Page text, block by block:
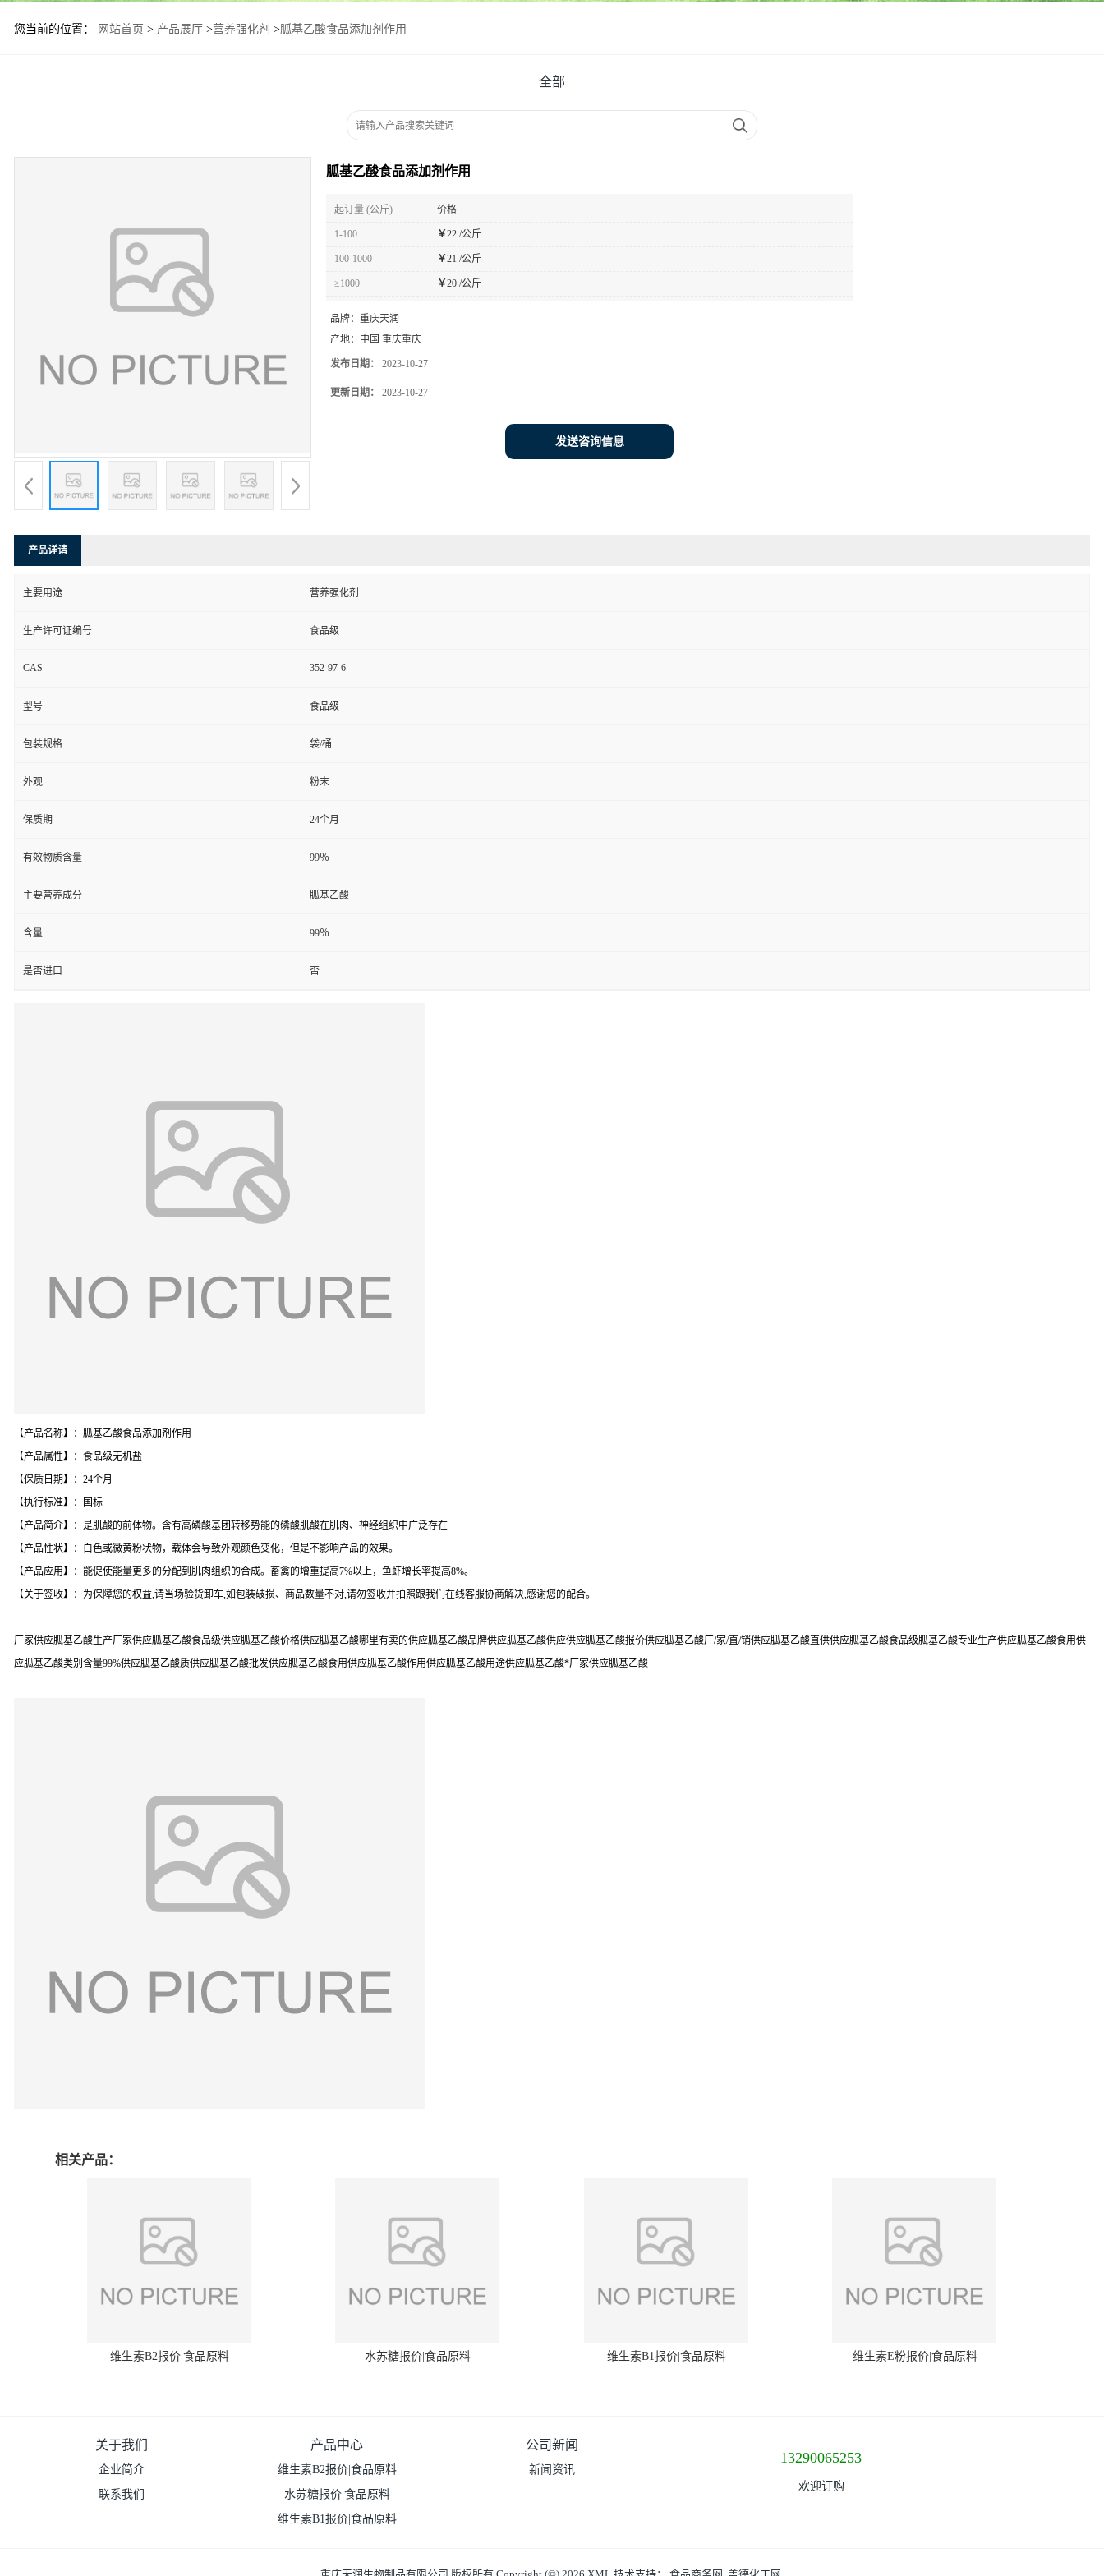
您当前的位置： 网站首页 > 产品展厅 >营养强化剂 >胍基乙酸食品添加剂作用
全部
胍基乙酸食品添加剂作用
起订量 (公斤) 价格
1-100 ￥22 /公斤
100-1000 ￥21 /公斤
≥1000 ￥20 /公斤
品牌： 重庆天润
产地： 中国 重庆重庆
发布日期： 2023-10-27
更新日期： 2023-10-27
发送咨询信息
产品详请
主要用途 营养强化剂
生产许可证编号 食品级
CAS 352-97-6
型号 食品级
包装规格 袋/桶
外观 粉末
保质期 24个月
有效物质含量 99％
主要营养成分 胍基乙酸
含量 99％
是否进口 否
【产品名称】：胍基乙酸食品添加剂作用
【产品属性】：食品级无机盐
【保质日期】：24个月
【执行标准】：国标
【产品简介】：是肌酸的前体物。含有高磷酸基团转移势能的磷酸肌酸在肌肉、神经组织中广泛存在
【产品性状】：白色或微黄粉状物，载体会导致外观颜色变化，但是不影响产品的效果。
【产品应用】：能促使能量更多的分配到肌肉组织的合成。畜禽的增重提高7%以上，鱼虾增长率提高8%。
【关于签收】：为保障您的权益,请当场验货卸车,如包装破损、商品数量不对,请勿签收并拍照跟我们在线客服协商解决,感谢您的配合。
厂家供应胍基乙酸生产厂家供应胍基乙酸食品级供应胍基乙酸价格供应胍基乙酸哪里有卖的供应胍基乙酸品牌供应胍基乙酸供应供应胍基乙酸报价供应胍基乙酸厂/家/直/销供应胍基乙酸直供供应胍基乙酸食品级胍基乙酸专业生产供应胍基乙酸食用供
应胍基乙酸类别含量99%供应胍基乙酸质供应胍基乙酸批发供应胍基乙酸食用供应胍基乙酸作用供应胍基乙酸用途供应胍基乙酸*厂家供应胍基乙酸
相关产品：
维生素B2报价|食品原料 水苏糖报价|食品原料 维生素B1报价|食品原料 维生素E粉报价|食品原料
关于我们
企业简介
联系我们
产品中心
维生素B2报价|食品原料
水苏糖报价|食品原料
维生素B1报价|食品原料
公司新闻
新闻资讯
13290065253
欢迎订购